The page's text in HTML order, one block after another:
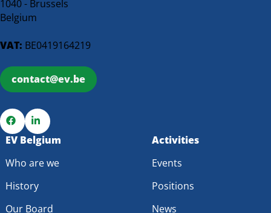
1040 - Brussels
Belgium
VAT: BE0419164219
contact@ev.be
Go
Facebook
Go
LinkedIn
EV Belgium
Who are we
History
Our Board
Activities
Events
Positions
News